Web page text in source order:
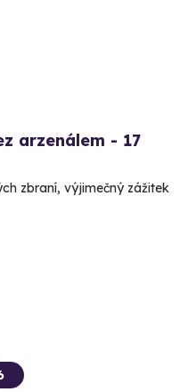
arzenálem - 17
zbraní, výjimečný zážitek